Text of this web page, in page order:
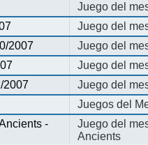
Juego del
Juego del
2007
Juego del
Juego del
2007
Juego del
Juegos del
-
Juego del
Ancients